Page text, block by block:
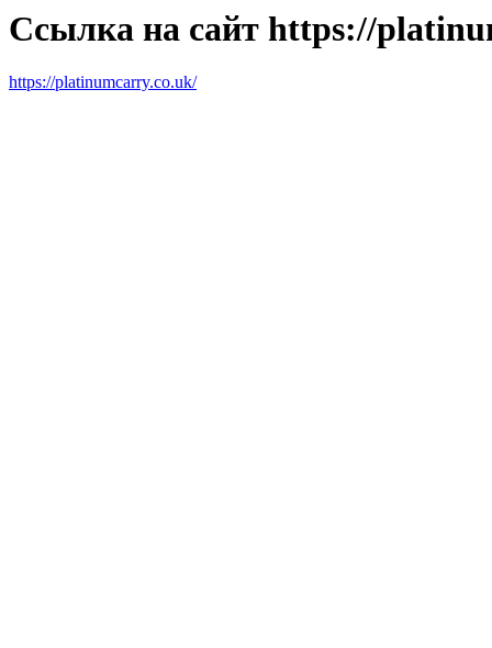
Ссылка на сайт https://
https://platinumcarry.co.uk/